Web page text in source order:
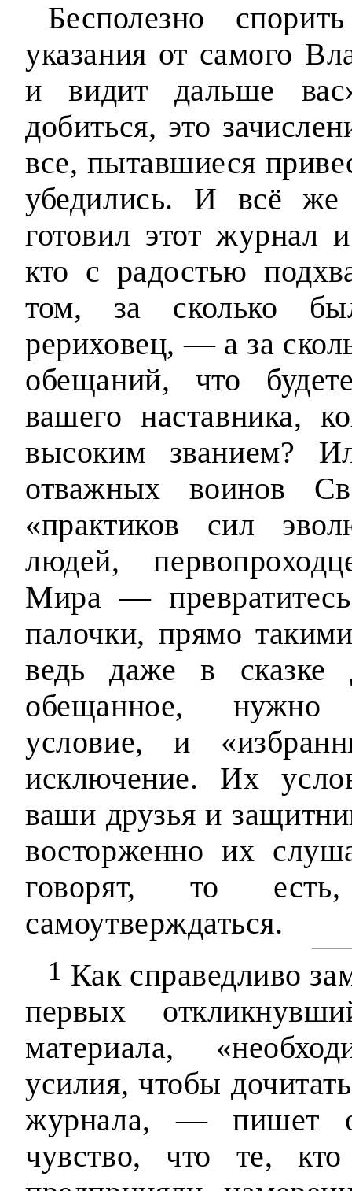
Бесполезно
указания от самого
и видит дальше
добиться, это
все, пытавшиеся
убедились. И всё же
готовил этот журнал
кто с радостью
том, за сколько
рериховец, — а за
обещаний, что
вашего наставника,
высоким званием?
отважных воинов
«практиков сил
людей,
Мира —
палочки, прямо
ведь даже в сказке
обещанное, нужно
условие, и
исключение. Их
ваши друзья и
восторженно их
говорят, то
самоутверждаться.
1 Как справедливо
первых
материала,
усилия, чтобы
журнала, — пишет
чувство, что те,